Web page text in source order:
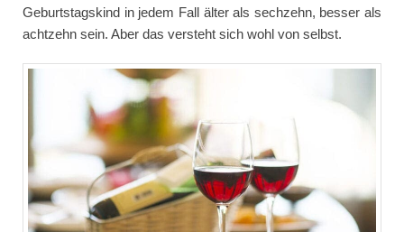
Geburtstagskind in jedem Fall älter als sechzehn, besser als
achtzehn sein. Aber das versteht sich wohl von selbst.